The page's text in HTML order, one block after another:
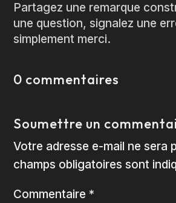
Partagez une remarque
une question, signalez une
simplement merci.
0 commentaires
Soumettre un
Votre adresse e-mail ne sera
champs obligatoires sont
Commentaire *